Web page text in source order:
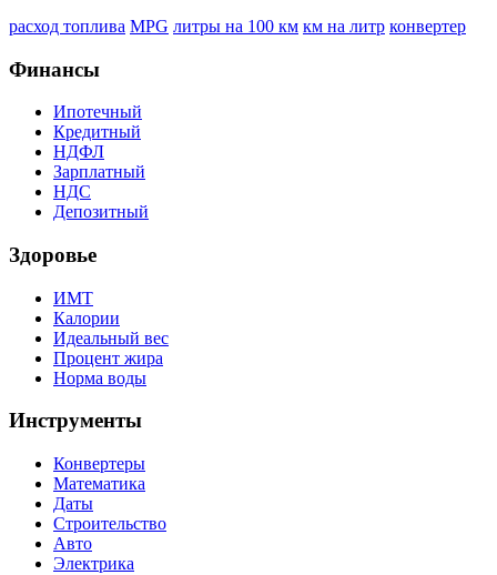
расход топлива MPG литры на 100 км км на литр конвертер
Финансы
Ипотечный
Кредитный
НДФЛ
Зарплатный
НДС
Депозитный
Здоровье
ИМТ
Калории
Идеальный вес
Процент жира
Норма воды
Инструменты
Конвертеры
Математика
Даты
Строительство
Авто
Электрика